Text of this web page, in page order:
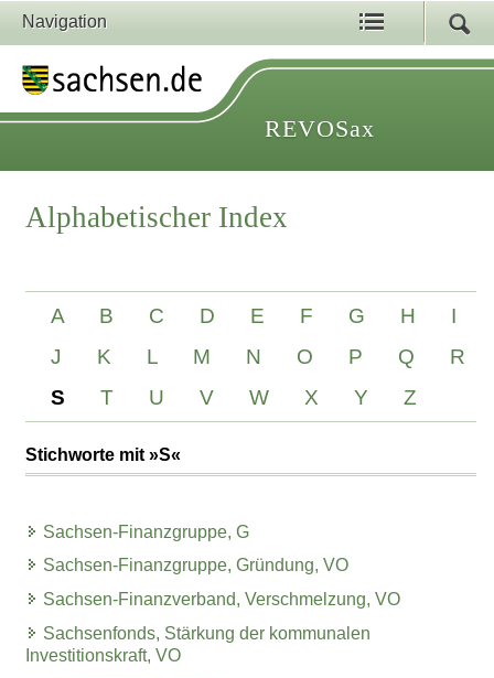
Navigation
REVOSax
Alphabetischer Index
A B C D E F G H
I
J
K L M N O P Q
R
S
T U V W X Y Z
Stichworte mit »S«
Sachsen-Finanzgruppe, G
Sachsen-Finanzgruppe, Gründung, VO
Sachsen-Finanzverband, Verschmelzung, VO
Sachsenfonds, Stärkung der kommunalen
Investitionskraft, VO